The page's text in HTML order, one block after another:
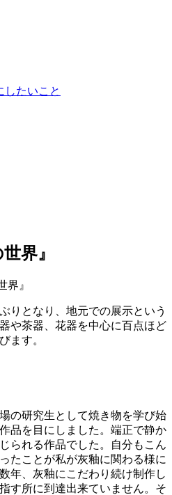
界』
りとなり、地元での展示という
や茶器、花器を中心に百点ほど
ます。
の研究生として焼き物を学び始
品を目にしました。端正で静か
られる作品でした。自分もこん
たことが私が灰釉に関わる様に
年、灰釉にこだわり続け制作し
す所に到達出来ていません。そ